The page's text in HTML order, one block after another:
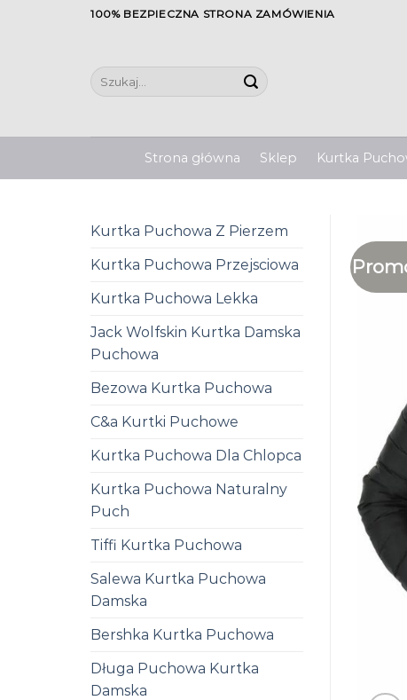
100% BEZPIECZNA STRONA ZAMÓWIENIA
Szukaj:
Strona główna Sklep Kurtka
Kurtka Puchowa Z Pierzem
Kurtka Puchowa Przejsciowa
Kurtka Puchowa Lekka
Jack Wolfskin Kurtka Damska
Puchowa
Bezowa Kurtka Puchowa
C&a Kurtki Puchowe
Kurtka Puchowa Dla Chlopca
Kurtka Puchowa Naturalny
Puch
Tiffi Kurtka Puchowa
Salewa Kurtka Puchowa
Damska
Bershka Kurtka Puchowa
Długa Puchowa Kurtka
Damska